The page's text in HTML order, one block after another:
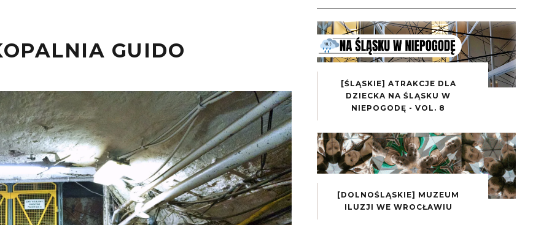
GUIDO
[ŚLĄSKIE] ATRAKCJE DLA
DZIECKA NA ŚLĄSKU W
NIEPOGODĘ - VOL. 8
[DOLNOŚLĄSKIE] MUZEUM
ILUZJI WE WROCŁAWIU